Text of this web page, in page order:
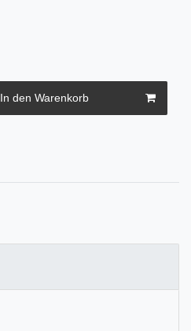
In den Warenkorb